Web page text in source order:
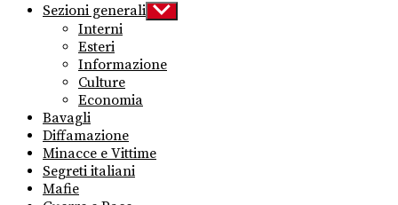
Sezioni generali Show
sub
Interni
Esteri
Informazione
Culture
Economia
Bavagli
Diffamazione
Minacce e Vittime
Segreti italiani
Mafie